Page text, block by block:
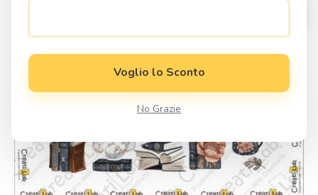
Voglio lo Sconto
No Grazie